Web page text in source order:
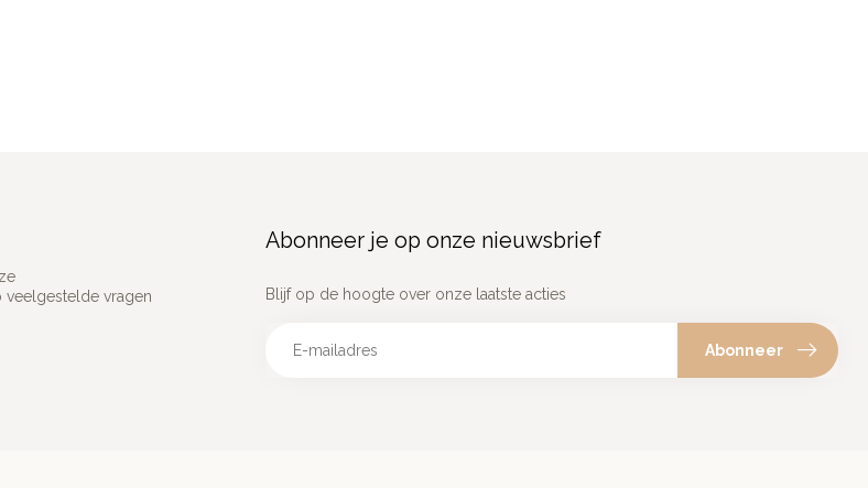
veelgestelde vragen
Abonneer je op onze nieuwsbrief
Blijf op de hoogte over onze laatste acties
Abonneer